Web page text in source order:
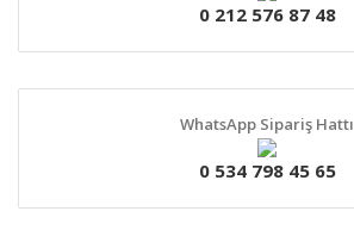
0 212 576 87 48
WhatsApp Sipariş Hattı
0 534 798 45 65